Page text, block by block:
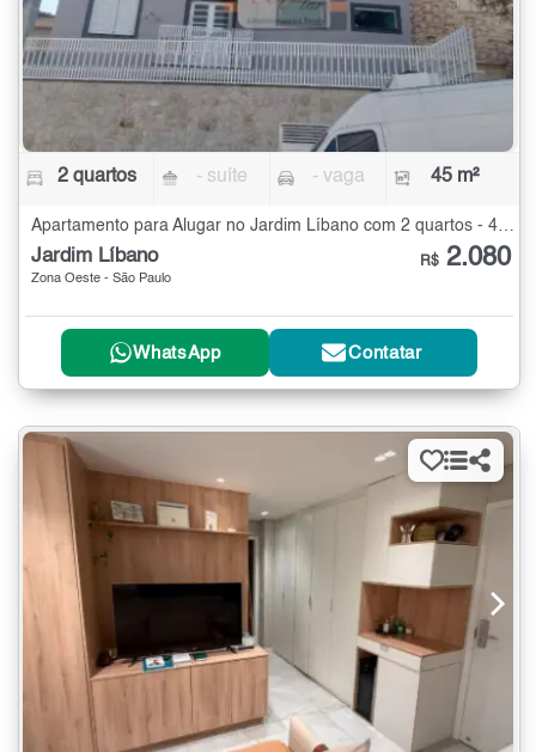
2 quartos - suíte - vaga 45 m²
Apartamento para Alugar no Jardim Líbano com 2 quartos - 45 m²
Jardim Líbano
Zona Oeste - São Paulo
R$ 2.080
WhatsApp Contatar